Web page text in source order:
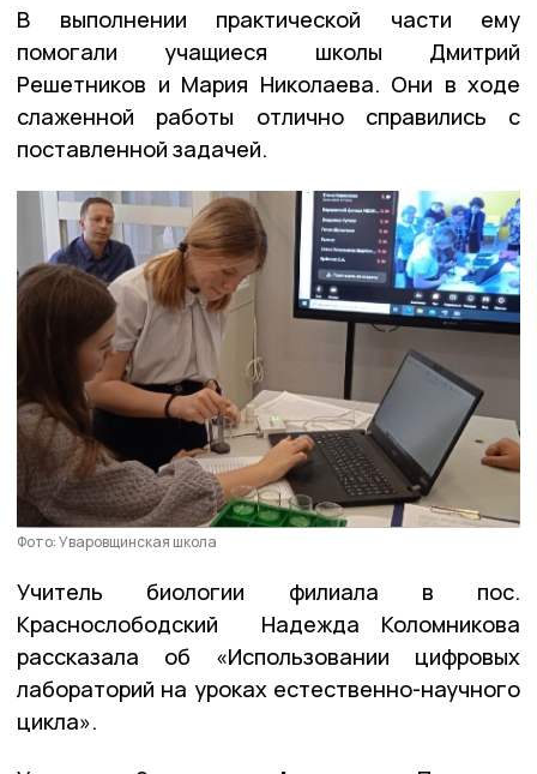
В выполнении практической части ему
помогали учащиеся школы Дмитрий
Решетников и Мария Николаева. Они в ходе
слаженной работы отлично справились с
поставленной задачей.
Фото: Уваровщинская школа
Учитель биологии филиала в пос.
Краснослободский Надежда Коломникова
рассказала об «Использовании цифровых
лабораторий на уроках естественно-научного
цикла».